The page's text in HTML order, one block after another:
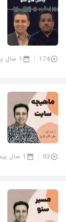
174 1 سال پیش
93 1 سال پیش